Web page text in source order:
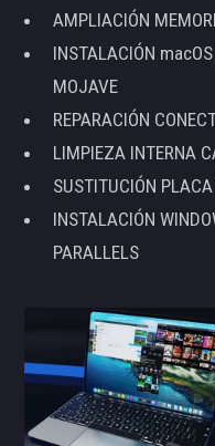
AMPLIACIÓN
INSTALACIÓN
MOJAVE
REPARACIÓN
LIMPIEZA INTERNA
SUSTITUCIÓN
INSTALACIÓN
PARALLELS